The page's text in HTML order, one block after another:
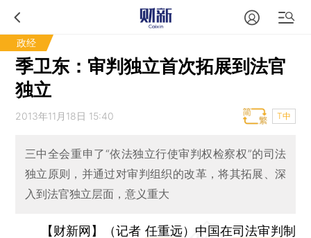
政经
季卫东：审判独立首次拓展到法官
独立
2013年11月18日 15:40 T中
三中全会重申了“依法独立行使审判权检察权”的司法
独立原则，并通过对审判组织的改革，将其拓展、深
入到法官独立层面，意义重大
【财新网】（记者 任重远） 中国在司法审判制